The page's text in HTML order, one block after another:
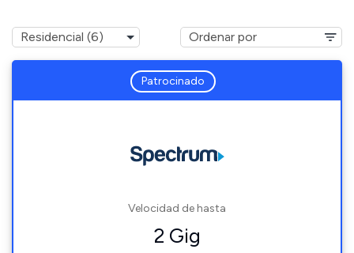
Patrocinado
Velocidad de hasta
2 Gig